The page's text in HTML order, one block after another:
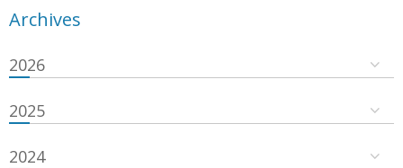
Archives
2026
2025
2024